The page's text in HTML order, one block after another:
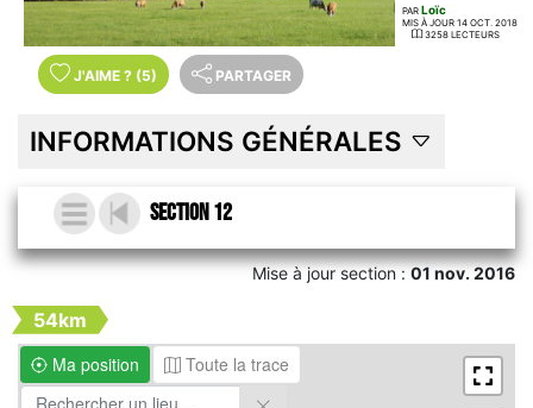
PAR Loïc
MIS À JOUR 14 OCT. 2018
3258 LECTEURS
J'AIME ? (5) PARTAGER
INFORMATIONS GÉNÉRALES
Section 12
Mise à jour section : 01 nov. 2016
54km
Ma position
Toute la trace